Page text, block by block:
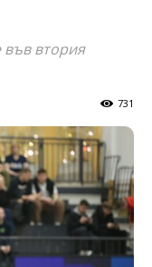
във втория
731